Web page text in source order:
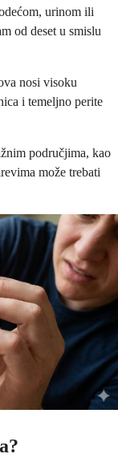
urinom ili
od deset u smislu
nosi visoku
i temeljno perite
područjima, kao
može trebati